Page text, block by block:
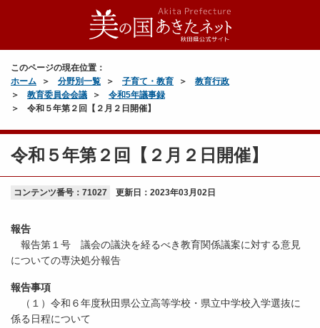
このページの現在位置：
ホーム
分野別一覧 子育て・教育
教育行政
教育委員会会議
令和5年議事録
令和５年第２回【２月２日開催】
令和５年第２回【２月２日開催】
コンテンツ番号：71027 更新日： 2023年03月02日
報告
報告第１号 議会の議決を経るべき教育関係議案に対する意見
についての専決処分報告
報告事項
（１）令和６年度秋田県公立高等学校・県立中学校入学選抜に
係る日程について